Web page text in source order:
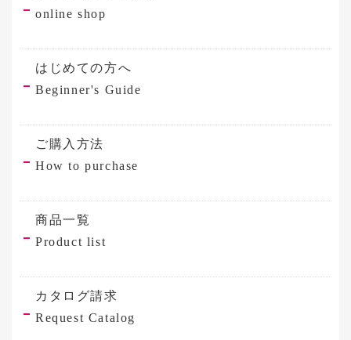
online shop
はじめての方へ
Beginner's Guide
ご購入方法
How to purchase
商品一覧
Product list
カタログ請求
Request Catalog